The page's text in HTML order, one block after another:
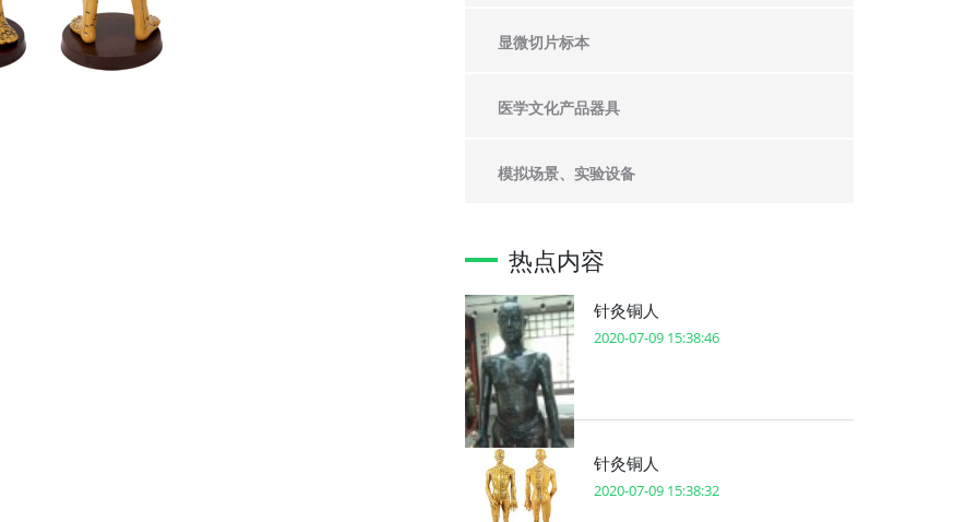
显微切片标本
医学文化产品器具
模拟场景、实验设备
热点内容
针灸铜人
2020-07-09 15:38:46
针灸铜人
2020-07-09 15:38:32